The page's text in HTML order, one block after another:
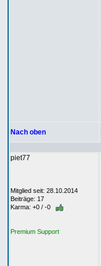
Nach oben
piet77
Mitglied seit: 28.10.2014
Beiträge: 17
Karma: +0 / -0
Premium Support